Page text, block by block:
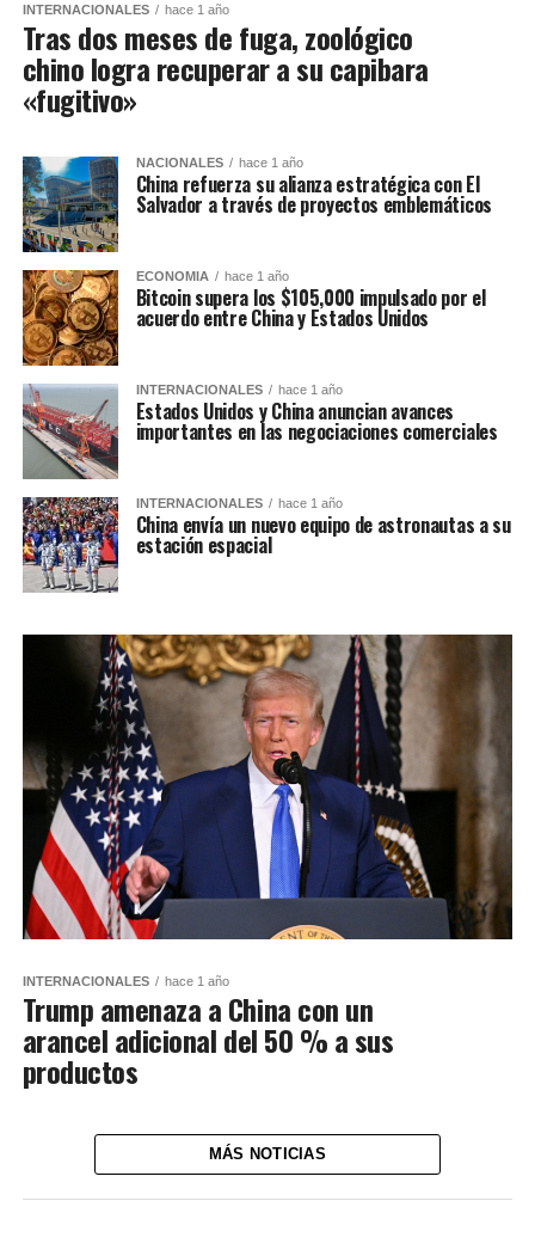
INTERNACIONALES hace 1 año
Tras dos meses de fuga, zoológico
chino logra recuperar a su capibara
«fugitivo»
NACIONALES hace 1 año
China refuerza su alianza estratégica con El
Salvador a través de proyectos emblemáticos
ECONOMIA hace 1 año
Bitcoin supera los $105,000 impulsado por el
acuerdo entre China y Estados Unidos
INTERNACIONALES hace 1 año
Estados Unidos y China anuncian avances
importantes en las negociaciones comerciales
INTERNACIONALES hace 1 año
China envía un nuevo equipo de astronautas a su
estación espacial
INTERNACIONALES hace 1 año
Trump amenaza a China con un
arancel adicional del 50 % a sus
productos
MÁS NOTICIAS